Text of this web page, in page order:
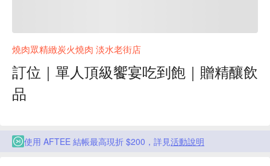
燒肉眾精緻炭火燒肉 淡水老街店
訂位｜單人頂級饗宴吃到飽｜贈精釀飲
品
使用 AFTEE 結帳最高現折 $200，詳見活動說明